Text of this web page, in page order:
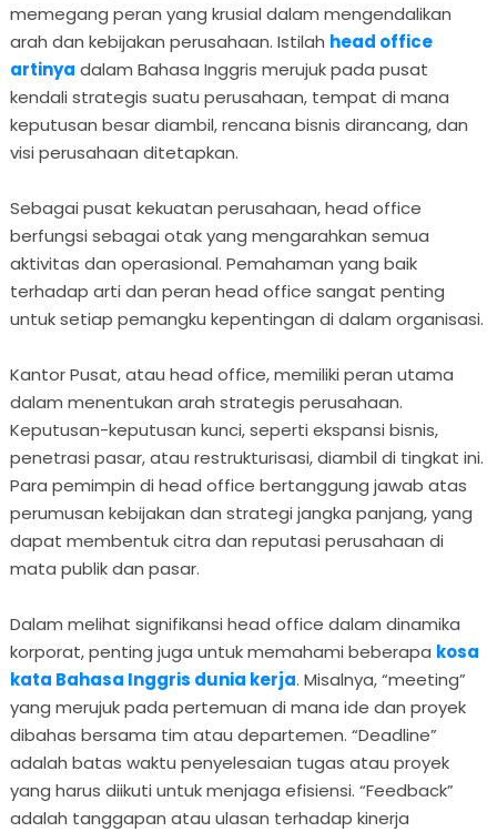
memegang peran yang krusial dalam mengendalikan
arah dan kebijakan perusahaan. Istilah head office
artinya dalam Bahasa Inggris merujuk pada pusat
kendali strategis suatu perusahaan, tempat di mana
keputusan besar diambil, rencana bisnis dirancang, dan
visi perusahaan ditetapkan.
Sebagai pusat kekuatan perusahaan, head office
berfungsi sebagai otak yang mengarahkan semua
aktivitas dan operasional. Pemahaman yang baik
terhadap arti dan peran head office sangat penting
untuk setiap pemangku kepentingan di dalam organisasi.
Kantor Pusat, atau head office, memiliki peran utama
dalam menentukan arah strategis perusahaan.
Keputusan-keputusan kunci, seperti ekspansi bisnis,
penetrasi pasar, atau restrukturisasi, diambil di tingkat ini.
Para pemimpin di head office bertanggung jawab atas
perumusan kebijakan dan strategi jangka panjang, yang
dapat membentuk citra dan reputasi perusahaan di
mata publik dan pasar.
Dalam melihat signifikansi head office dalam dinamika
korporat, penting juga untuk memahami beberapa kosa
kata Bahasa Inggris dunia kerja. Misalnya, “meeting”
yang merujuk pada pertemuan di mana ide dan proyek
dibahas bersama tim atau departemen. “Deadline”
adalah batas waktu penyelesaian tugas atau proyek
yang harus diikuti untuk menjaga efisiensi. “Feedback”
adalah tanggapan atau ulasan terhadap kinerja